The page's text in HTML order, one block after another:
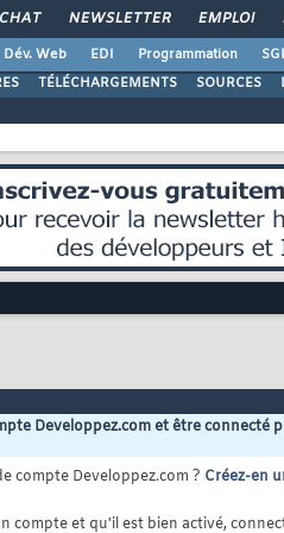
CHAT NEWSLETTER EMPLOI
Dév. Web EDI Programmation
TÉLÉCHARGEMENTS SOURCES
Developpez.com et être connecté
compte Developpez.com ? Créez-en
compte et qu'il est bien activé,